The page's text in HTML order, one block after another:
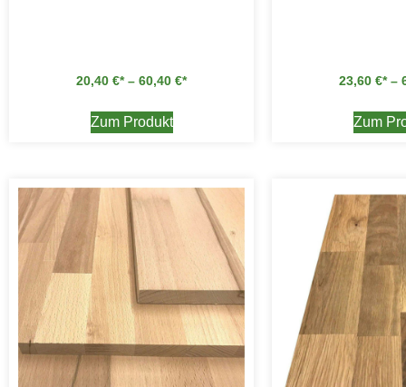
20,40 € – 60,40 €
Zum Produkt
23,60 € –
Zum